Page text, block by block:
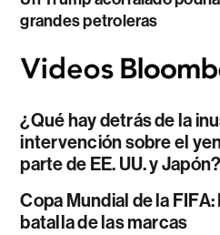
grandes petroleras
¿Qué hay detrás de la
intervención sobre el
parte de EE. UU. y Japón?
Copa Mundial de la FIFA:
batalla de las marcas